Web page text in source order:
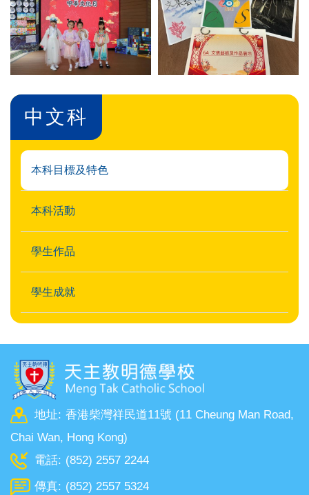
中文科
本科目標及特色
本科活動
學生作品
學生成就
地址: 香港柴灣祥民道11號 (11 Cheung Man Road,
Chai Wan, Hong Kong)
電話: (852) 2557 2244
傳真: (852) 2557 5324